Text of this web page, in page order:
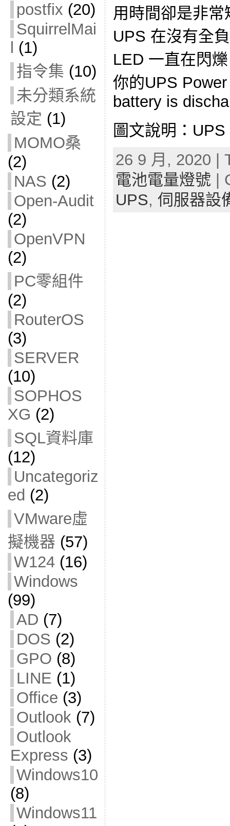
postfix (20)
SquirrelMai
(1)
指令集 (10)
未分類系統
設定 (1)
MOMO桑
(2)
NAS (2)
Open-Audit
(2)
OpenVPN
(2)
PC零組件
(2)
RouterOS
(3)
SERVER
(10)
SOPHOS
XG (2)
SQL資料庫
(12)
Uncategoriz
ed (2)
VMware虛
擬機器 (57)
W124(16)
Windows
(99)
AD (7)
DOS (2)
GPO (8)
LINE (1)
Office (3)
Outlook(7)
Outlook
Express (3)
Windows10
(8)
Windows11
用時間卻是非常
UPS 在沒有全
LED 一直在閃
你的UPS
battery is
圖文說明：
26 9 月, 2020 |
電池電量燈號 |
UPS, 伺服器設